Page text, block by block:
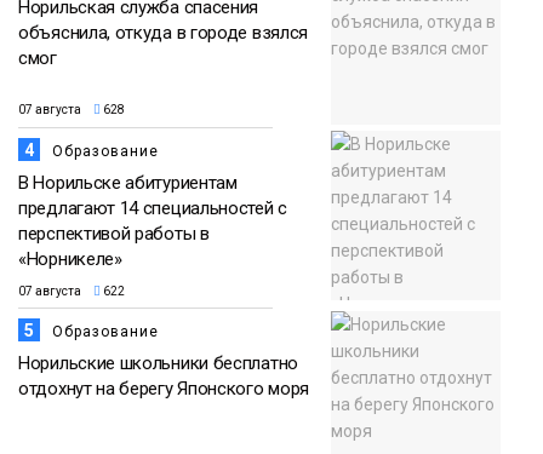
Норильская служба спасения
объяснила, откуда в городе взялся
смог
07 августа 628
4 Образование
В Норильске абитуриентам
предлагают 14 специальностей с
перспективой работы в
«Норникеле»
07 августа 622
5 Образование
Норильские школьники бесплатно
отдохнут на берегу Японского моря